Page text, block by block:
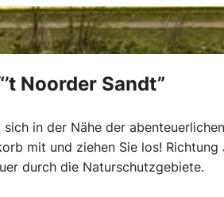
Noorder Sandt”
in der Nähe der
mit und ziehen Sie los!
durch die Naturschutzgebiete.